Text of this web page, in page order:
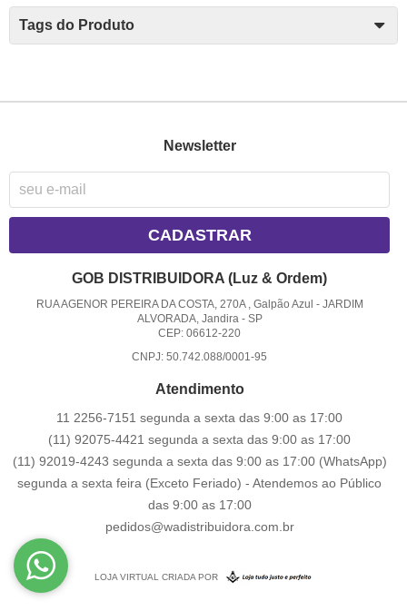
Tags do Produto
Newsletter
CADASTRAR
GOB DISTRIBUIDORA (Luz & Ordem)
RUA AGENOR PEREIRA DA COSTA, 270A , Galpão Azul - JARDIM
ALVORADA, Jandira- SP
CEP: 06612-220
CNPJ: 50.742.088/0001-95
Atendimento
11 2256-7151 segunda a sexta das 9:00 as 17:00
(11) 92075-4421 segunda a sexta das 9:00 as 17:00
(11) 92019-4243 segunda a sexta das 9:00 as 17:00 (WhatsApp)
segunda a sexta feira (Exceto Feriado) - Atendemos ao Público
das 9:00 as 17:00
pedidos@wadistribuidora.com.br
LOJA VIRTUAL CRIADA POR